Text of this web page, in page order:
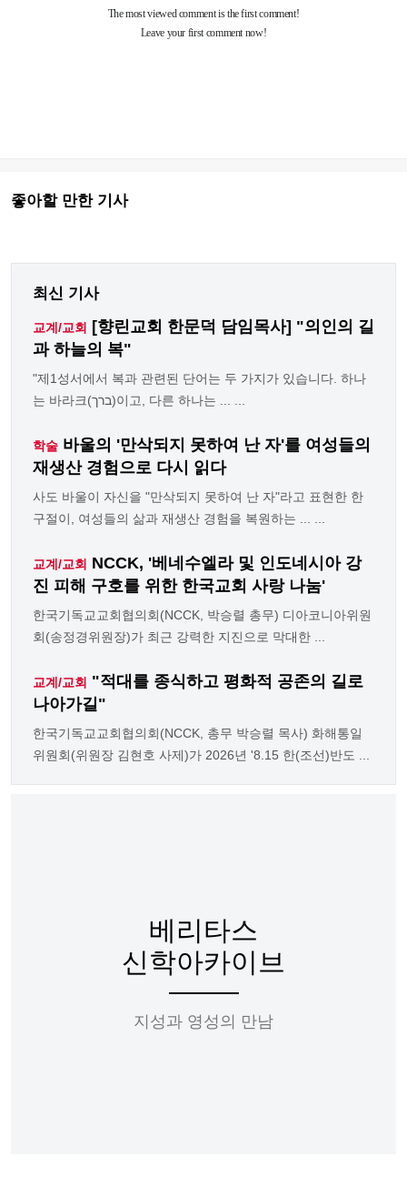
좋아할 만한 기사
최신 기사
교계/교회 [향린교회 한문덕 담임목사] "의인의 길
과 하늘의 복"
"제1성서에서 복과 관련된 단어는 두 가지가 있습니다. 하나
는 바라크(ברך)이고, 다른 하나는 ... ...
학술 바울의 '만삭되지 못하여 난 자'를 여성들의
재생산 경험으로 다시 읽다
사도 바울이 자신을 "만삭되지 못하여 난 자"라고 표현한 한
구절이, 여성들의 삶과 재생산 경험을 복원하는 ... ...
교계/교회 NCCK, '베네수엘라 및 인도네시아 강
진 피해 구호를 위한 한국교회 사랑 나눔'
한국기독교교회협의회(NCCK, 박승렬 총무) 디아코니아위원
회(송정경위원장)가 최근 강력한 지진으로 막대한 ...
교계/교회 "적대를 종식하고 평화적 공존의 길로
나아가길"
한국기독교교회협의회(NCCK, 총무 박승렬 목사) 화해통일
위원회(위원장 김현호 사제)가 2026년 '8.15 한(조선)반도 ...
베리타스
신학아카이브
지성과 영성의 만남